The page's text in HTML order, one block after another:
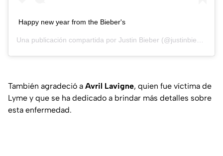
Happy new year from the Bieber's
Una publicación compartida por Justin Bieber (@justinbieber) el
También agradeció a Avril Lavigne, quien fue víctima de
Lyme y que se ha dedicado a brindar más detalles sobre
esta enfermedad.